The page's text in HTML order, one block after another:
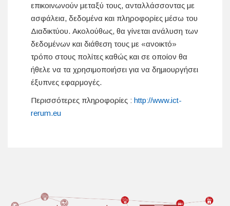
επικοινωνούν μεταξύ τους, ανταλλάσσοντας με
ασφάλεια, δεδομένα και πληροφορίες μέσω του
Διαδικτύου. Ακολούθως, θα γίνεται ανάλυση των
δεδομένων και διάθεση τους με «ανοικτό»
τρόπο στους πολίτες καθώς και σε οποίον θα
ήθελε να τα χρησιμοποιήσει για να δημιουργήσει
έξυπνες εφαρμογές.
Περισσότερες πληροφορίες : http://www.ict-
rerum.eu